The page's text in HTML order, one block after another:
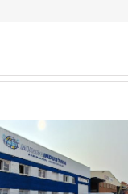
VEHÍCULO